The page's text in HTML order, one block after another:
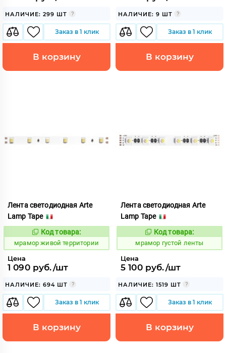
НАЛИЧИЕ: 299 ШТ
Заказ в 1 клик
В корзину
НАЛИЧИЕ: 9 ШТ
Заказ в 1 клик
В корзину
Лента светодиодная Arte
Lamp Tape
Код:
1065979
Код товара:
мрамор живой территории
Цена
1 090 руб./шт
НАЛИЧИЕ: 694 ШТ
Заказ в 1 клик
В корзину
Лента светодиодная Arte
Lamp Tape
Код:
1065418
Код товара:
мрамор густой ленты
Цена
5 100 руб./шт
НАЛИЧИЕ: 1519 ШТ
Заказ в 1 клик
В корзину